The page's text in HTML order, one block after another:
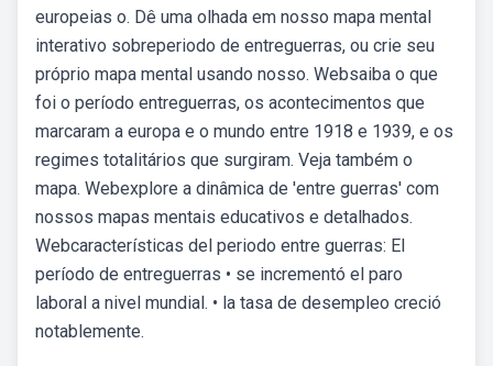
europeias o. Dê uma olhada em nosso mapa mental
interativo sobreperiodo de entreguerras, ou crie seu
próprio mapa mental usando nosso. Websaiba o que
foi o período entreguerras, os acontecimentos que
marcaram a europa e o mundo entre 1918 e 1939, e os
regimes totalitários que surgiram. Veja também o
mapa. Webexplore a dinâmica de 'entre guerras' com
nossos mapas mentais educativos e detalhados.
Webcaracterísticas del periodo entre guerras: El
período de entreguerras • se incrementó el paro
laboral a nivel mundial. • la tasa de desempleo creció
notablemente.